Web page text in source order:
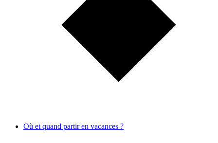
Où et quand partir en vacances ?